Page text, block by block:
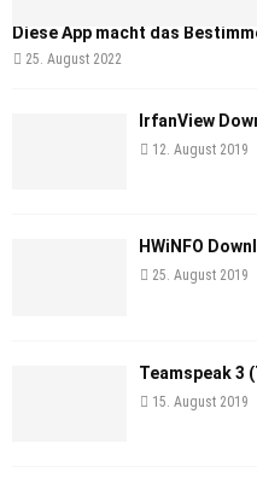
Diese App macht das
25. August 2022
IrfanView
12. August 2019
HWiNFO
25. August 2019
Teamspeak 3
15. August 2019